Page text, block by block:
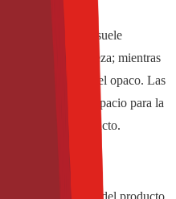
de jabones, suele
elegancia y limpieza; mientras
se prefiere el opaco. Las
que ofrece un espacio para la
del producto.
la calidad del producto,